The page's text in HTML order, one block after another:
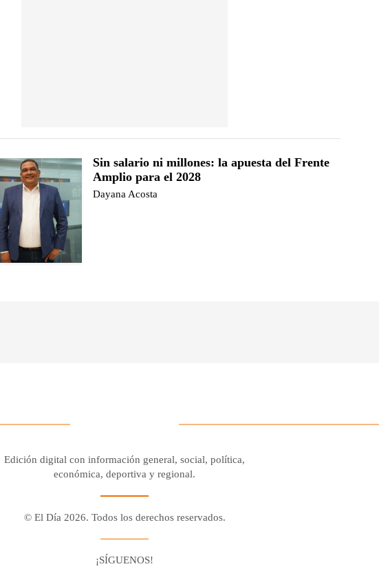
Sin salario ni millones: la apuesta del Frente
Amplio para el 2028
Dayana Acosta
Edición digital con información general, social, política,
económica, deportiva y regional.
© El Día 2026. Todos los derechos reservados.
¡SÍGUENOS!